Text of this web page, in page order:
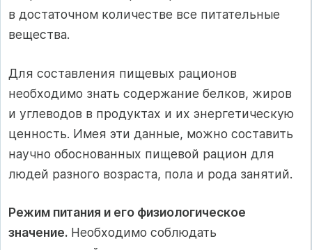
в достаточном количестве все питательные
вещества.
Для составления пищевых рационов
необходимо знать содержание белков, жиров
и углеводов в продуктах и их энергетическую
ценность. Имея эти данные, можно составить
научно обоснованных пищевой рацион для
людей разного возраста, пола и рода занятий.
Режим питания и его физиологическое
значение. Необходимо соблюдать